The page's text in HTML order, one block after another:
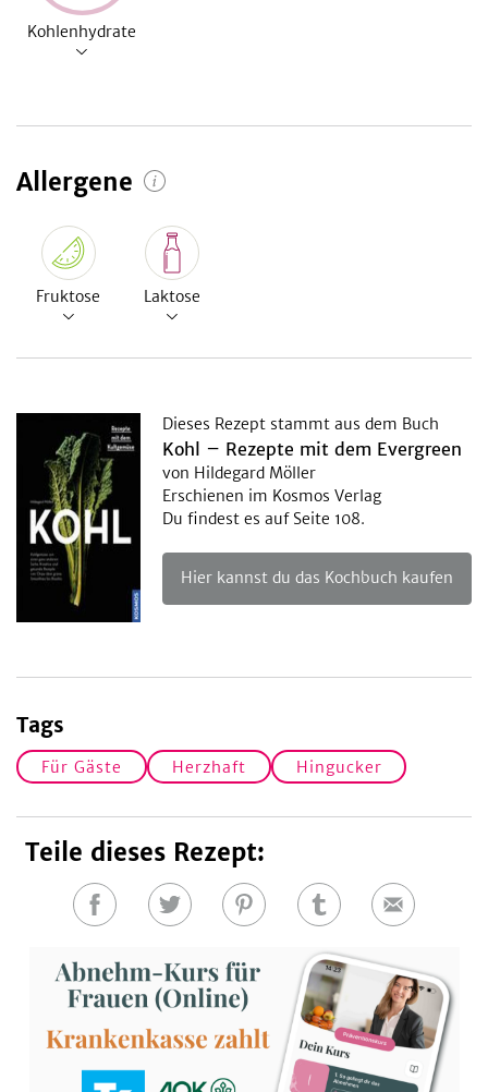
Kohlenhydrate
Allergene
Fruktose Laktose
Dieses Rezept stammt aus dem Buch
Kohl – Rezepte mit dem Evergreen
von Hildegard Möller
Erschienen im Kosmos Verlag
Du findest es auf Seite 108.
Hier kannst du das Kochbuch kaufen
Tags
Für Gäste Herzhaft Hingucker
Teile dieses Rezept:
Auf
teilen
Auf
teilen
Auf
teilen
Auf
teilen
E-